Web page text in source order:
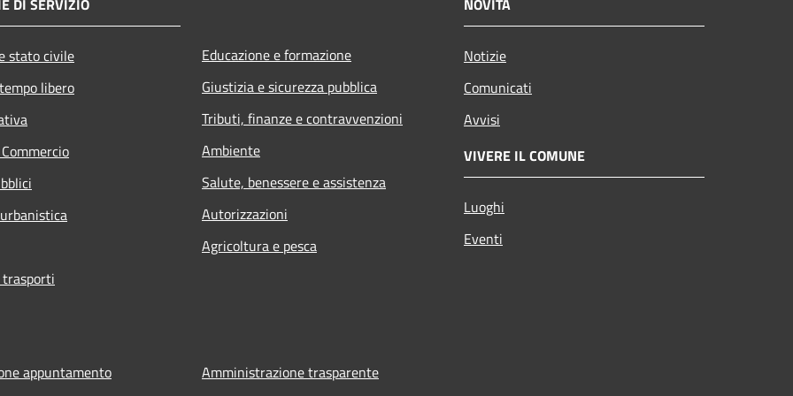
stato civile
libero
Educazione e formazione
Giustizia e sicurezza pubblica
Tributi, finanze e contravvenzioni
Ambiente
Salute, benessere e assistenza
Autorizzazioni
Agricoltura e pesca
Notizie
Comunicati
Avvisi
VIVERE IL COMUNE
Luoghi
Eventi
appuntamento
Amministrazione trasparente